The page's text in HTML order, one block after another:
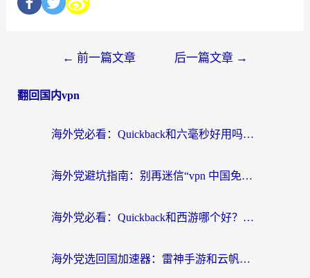
← 前一篇文章 后一篇文章 →
翻回国内vpn
海外党必看：Quickback和六毫秒好用吗？3步选对回国加速器，无缝刷国内剧玩游戏
海外党避坑指南：别再迷信“vpn 中国免费”，选对回国加速器才能无缝刷国内资源
海外党必看：Quickback和西游哪个好？3个维度教你选对回国加速器
海外党选回国加速器：雷神手游和云帆哪个好？附3组对比+避坑指南